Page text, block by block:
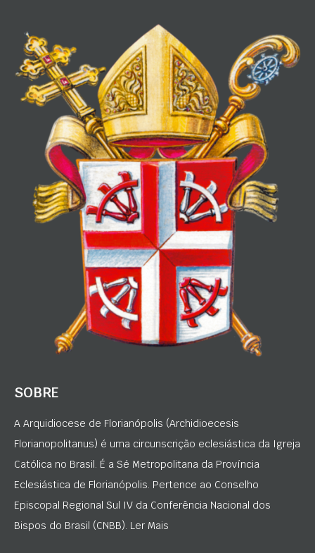
SOBRE
A Arquidiocese de Florianópolis (Archidioecesis
Florianopolitanus) é uma circunscrição eclesiástica da Igreja
Católica no Brasil. É a Sé Metropolitana da Província
Eclesiástica de Florianópolis. Pertence ao Conselho
Episcopal Regional Sul IV da Conferência Nacional dos
Bispos do Brasil (CNBB). Ler Mais